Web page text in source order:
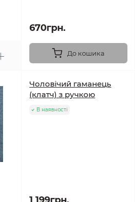
670грн.
До кошика
Чоловічий гаманець
(клатч) з ручкою
В наявності